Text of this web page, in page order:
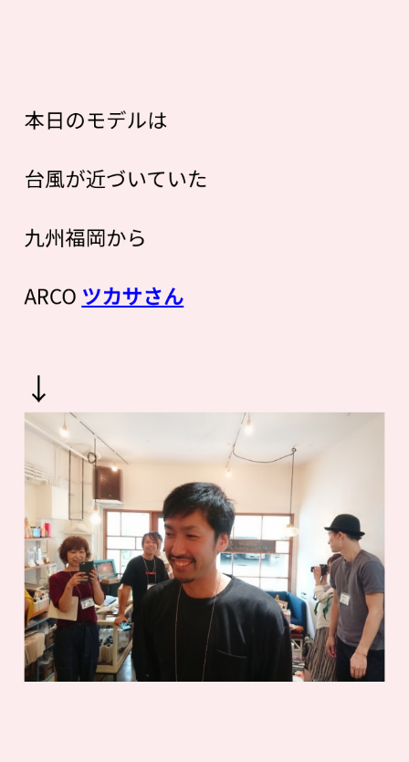
本日のモデルは
台風が近づいていた
九州福岡から
ARCO ツカサさん
↓